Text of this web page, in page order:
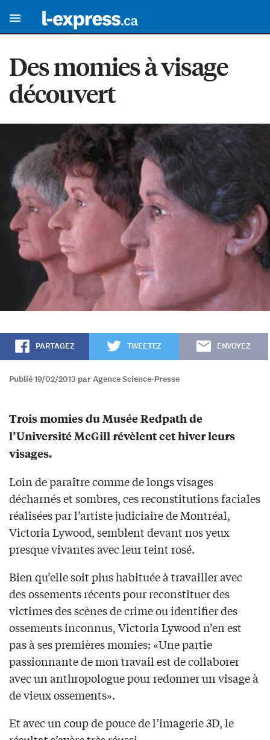
Des momies à visage
découvert
PARTAGEZ TWEETEZ ENVOYEZ
Publié 19/02/2013 par Agence Science-Presse
Trois momies du Musée Redpath de
l’Université McGill révèlent cet hiver leurs
visages.
Loin de paraître comme de longs visages
décharnés et sombres, ces reconstitutions faciales
réalisées par l’artiste judiciaire de Montréal,
Victoria Lywood, semblent devant nos yeux
presque vivantes avec leur teint rosé.
Bien qu’elle soit plus habituée à travailler avec
des ossements récents pour reconstituer des
victimes des scènes de crime ou identifier des
ossements inconnus, Victoria Lywood n’en est
pas à ses premières momies: «Une partie
passionnante de mon travail est de collaborer
avec un anthropologue pour redonner un visage à
de vieux ossements».
Et avec un coup de pouce de l’imagerie 3D, le